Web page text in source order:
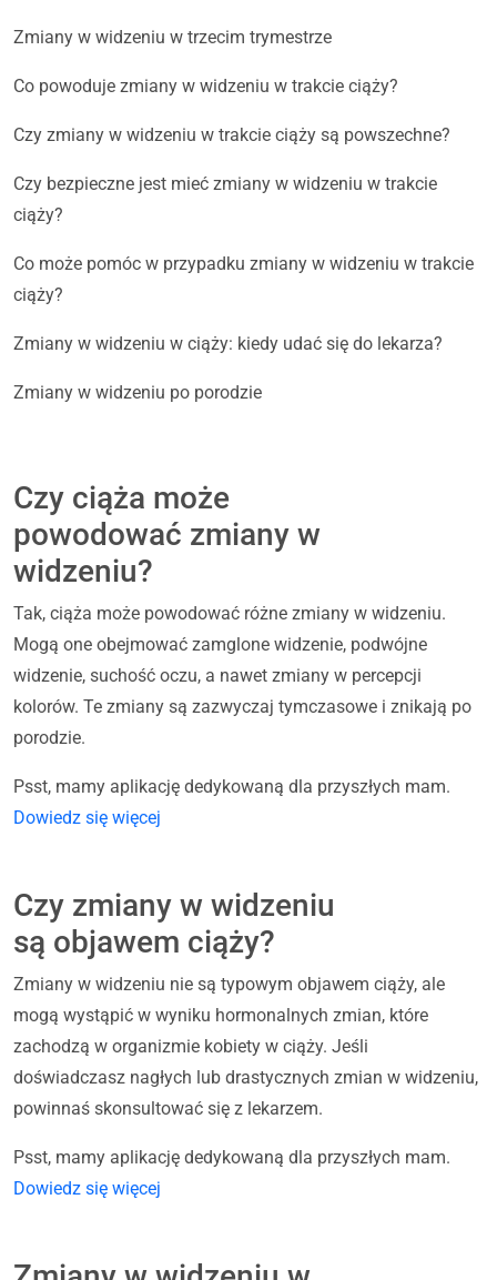
Zmiany w widzeniu w trzecim trymestrze
Co powoduje zmiany w widzeniu w trakcie ciąży?
Czy zmiany w widzeniu w trakcie ciąży są powszechne?
Czy bezpieczne jest mieć zmiany w widzeniu w trakcie
ciąży?
Co może pomóc w przypadku zmiany w widzeniu w trakcie
ciąży?
Zmiany w widzeniu w ciąży: kiedy udać się do lekarza?
Zmiany w widzeniu po porodzie
Czy ciąża może
powodować zmiany w
widzeniu?
Tak, ciąża może powodować różne zmiany w widzeniu.
Mogą one obejmować zamglone widzenie, podwójne
widzenie, suchość oczu, a nawet zmiany w percepcji
kolorów. Te zmiany są zazwyczaj tymczasowe i znikają po
porodzie.
Psst, mamy aplikację dedykowaną dla przyszłych mam.
Dowiedz się więcej
Czy zmiany w widzeniu
są objawem ciąży?
Zmiany w widzeniu nie są typowym objawem ciąży, ale
mogą wystąpić w wyniku hormonalnych zmian, które
zachodzą w organizmie kobiety w ciąży. Jeśli
doświadczasz nagłych lub drastycznych zmian w widzeniu,
powinnaś skonsultować się z lekarzem.
Psst, mamy aplikację dedykowaną dla przyszłych mam.
Dowiedz się więcej